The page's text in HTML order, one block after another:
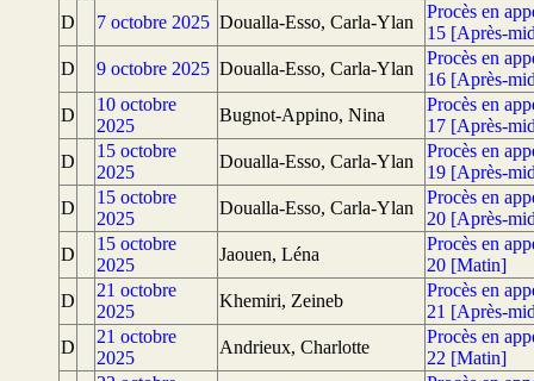
D
7 octobre 2025 Doualla-Esso, Carla-Ylan
Procès en
15 [Après-
D
9 octobre 2025 Doualla-Esso, Carla-Ylan
Procès en
16 [Après-
D
10 octobre
2025
Bugnot-Appino, Nina
Procès en
17 [Après-
D
15 octobre
2025
Doualla-Esso, Carla-Ylan
Procès en
19 [Après-
D
15 octobre
2025
Doualla-Esso, Carla-Ylan
Procès en
20 [Après-
D
15 octobre
2025
Jaouen, Léna
Procès en
20 [Matin]
D
21 octobre
2025
Khemiri, Zeineb
Procès en
21 [Après-
D
21 octobre
2025
Andrieux, Charlotte
Procès en
22 [Matin]